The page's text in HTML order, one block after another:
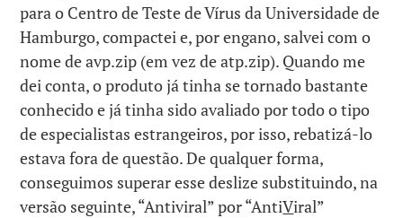
para o Centro de Teste de Vírus da Universidade de
Hamburgo, compactei e, por engano, salvei com o
nome de avp.zip (em vez de atp.zip). Quando me
dei conta, o produto já tinha se tornado bastante
conhecido e já tinha sido avaliado por todo o tipo
de especialistas estrangeiros, por isso, rebatizá-lo
estava fora de questão. De qualquer forma,
conseguimos superar esse deslize substituindo, na
versão seguinte, “Antiviral” por “AntiViral”